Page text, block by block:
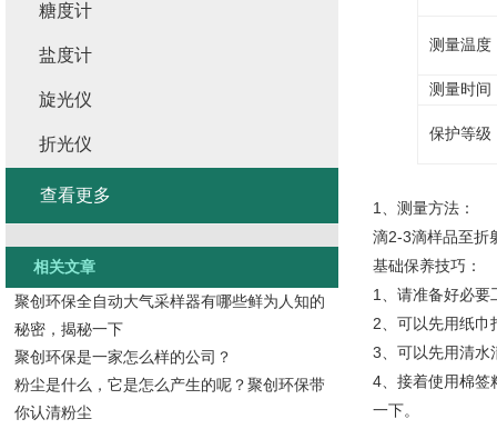
测量温度
测量时间
保护等级
1、测量方法：
滴2-3滴样品至折
基础保养技巧：
1、请准备好必要
2、可以先用纸巾
3、可以先用清水
4、接着使用棉签
一下。
糖度计
盐度计
旋光仪
折光仪
查看更多
相关文章
聚创环保全自动大气采样器有哪些鲜为人知的
秘密，揭秘一下
聚创环保是一家怎么样的公司？
粉尘是什么，它是怎么产生的呢？聚创环保带
你认清粉尘